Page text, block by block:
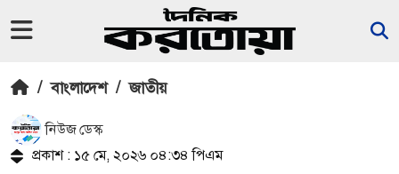
/ বাংলাদেশ / জাতীয়
নিউজ ডেস্ক
প্রকাশ : ১৫ মে, ২০২৬ ০৪:৩৪ পিএম